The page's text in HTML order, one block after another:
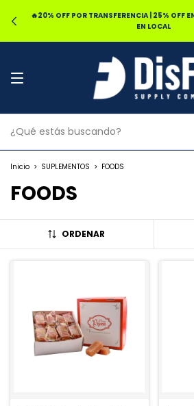
🔥20% OFF POR TRANSFERENCIA | 25% OFF
EN LOCAL
Inicio > SUPLEMENTOS > FOODS
FOODS
ORDENAR